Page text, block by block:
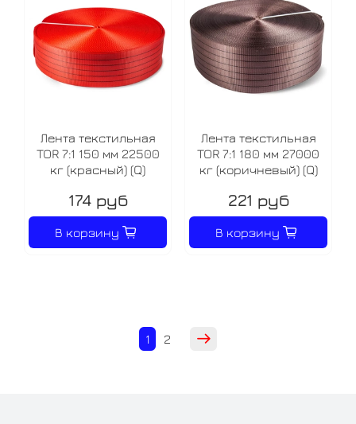
Лента текстильная
TOR 7:1 150 мм 22500
кг (красный) (Q)
174 руб
В корзину
Лента текстильная
TOR 7:1 180 мм 27000
кг (коричневый) (Q)
221 руб
В корзину
1 2